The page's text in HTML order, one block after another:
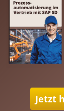
Jetzt